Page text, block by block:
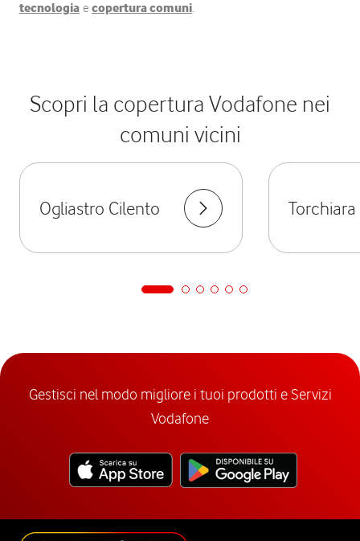
tecnologia e copertura comuni.
Scopri la copertura Vodafone nei
comuni vicini
Ogliastro Cilento Torchiara
Gestisci nel modo migliore i tuoi prodotti e Servizi
Vodafone